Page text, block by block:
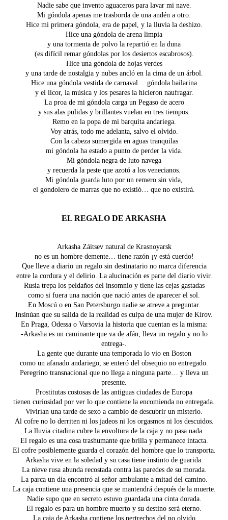
Nadie sabe que invento aguaceros para lavar mi nave.
Mi góndola apenas me trasborda de una andén a otro.
Hice mi primera góndola, era de papel, y la lluvia la deshizo.
Hice una góndola de arena limpia
y una tormenta de polvo la repartió en la duna
(es difícil remar góndolas por los desiertos escabrosos).
Hice una góndola de hojas verdes
y una tarde de nostalgia y nubes ancló en la cima de un árbol.
Hice una góndola vestida de carnaval… góndola bailarina
y el licor, la música y los pesares la hicieron naufragar.
La proa de mi góndola carga un Pegaso de acero
y sus alas pulidas y brillantes vuelan en tres tiempos.
Remo en la popa de mi barquita andariega.
Voy atrás, todo me adelanta, salvo el olvido.
Con la cabeza sumergida en aguas tranquilas
mi góndola ha estado a punto de perder la vida.
Mi góndola negra de luto navega
y recuerda la peste que azotó a los venecianos.
Mi góndola guarda luto por un remero sin vida,
el gondolero de marras que no existió… que no existirá.
EL REGALO DE ARKASHA
Arkasha Záitsev natural de Krasnoyarsk
no es un hombre demente… tiene razón ¡y está cuerdo!
Que lleve a diario un regalo sin destinatario no marca diferencia
entre la cordura y el delirio. La alucinación es parte del diario vivir.
Rusia trepa los peldaños del insomnio y tiene las cejas gastadas
como si fuera una nación que nació antes de aparecer el sol.
En Moscú o en San Petersburgo nadie se atreve a preguntar.
Insinúan que su salida de la realidad es culpa de una mujer de Kírov.
En Praga, Odessa o Varsovia la historia que cuentan es la misma:
-Arkasha es un caminante que va de afán, lleva un regalo y no lo
entrega-.
La gente que durante una temporada lo vio en Boston
como un afanado andariego, se enteró del obsequio no entregado.
Peregrino transnacional que no llega a ninguna parte… y lleva un
presente.
Prostitutas costosas de las antiguas ciudades de Europa
tienen curiosidad por ver lo que contiene la encomienda no entregada.
Vivirían una tarde de sexo a cambio de descubrir un misterio.
Al cofre no lo derriten ni los jadeos ni los orgasmos ni los descuidos.
La lluvia citadina cubre la envoltura de la caja y no pasa nada.
El regalo es una cosa trashumante que brilla y permanece intacta.
El cofre posiblemente guarda el corazón del hombre que lo transporta.
Arkasha vive en la soledad y su casa tiene instinto de guarida.
La nieve rusa abunda recostada contra las paredes de su morada.
La parca un día encontró al señor ambulante a mitad del camino.
La caja contiene una presencia que se mantendrá después de la muerte.
Nadie supo que en secreto estuvo guardada una cinta dorada.
El regalo es para un hombre muerto y su destino será eterno.
La caja de Arkasha contiene los pertrechos del no olvido